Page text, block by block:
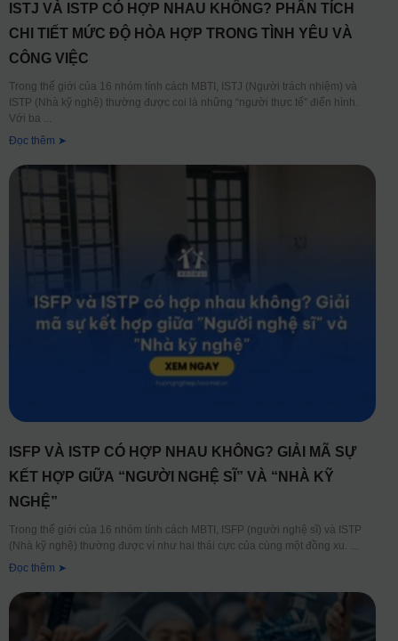
ISTJ VÀ ISTP CÓ HỢP NHAU KHÔNG? PHÂN TÍCH
CHI TIẾT MỨC ĐỘ HÒA HỢP TRONG TÌNH YÊU VÀ
CÔNG VIỆC
Trong thế giới của 16 nhóm tính cách MBTI, ISTJ (Người trách nhiệm) và
ISTP (Nhà kỹ nghệ) thường được coi là những “người thực tế” điển hình.
Với ba
Đọc thêm ➤
ISFP VÀ ISTP CÓ HỢP NHAU KHÔNG? GIẢI MÃ SỰ
KẾT HỢP GIỮA “NGƯỜI NGHỆ SĨ” VÀ “NHÀ KỸ
NGHỆ”
Trong thế giới của 16 nhóm tính cách MBTI, ISFP (người nghệ sĩ) và ISTP
(Nhà kỹ nghệ) thường được ví như hai thái cực của cùng một đồng xu.
Đọc thêm ➤